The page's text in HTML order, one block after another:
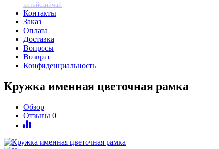
китайскийчай
Контакты
Заказ
Оплата
Доставка
Вопросы
Возврат
Конфиденциальность
Кружка именная цветочная рамка
Обзор
Отзывы 0